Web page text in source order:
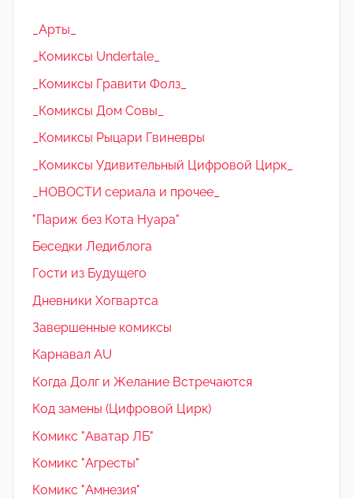
_Арты_
_Комиксы Undertale_
_Комиксы Гравити Фолз_
_Комиксы Дом Совы_
_Комиксы Рыцари Гвиневры
_Комиксы Удивительный Цифровой Цирк_
_НОВОСТИ сериала и прочее_
"Париж без Кота Нуара"
Беседки Ледиблога
Гости из Будущего
Дневники Хогвартса
Завершенные комиксы
Карнавал AU
Когда Долг и Желание Встречаются
Код замены (Цифровой Цирк)
Комикс "Аватар ЛБ"
Комикс "Агресты"
Комикс "Амнезия"